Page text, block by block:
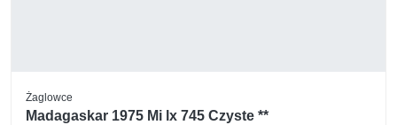
Żaglowce
Madagaskar 1975 Mi lx 745 Czyste **